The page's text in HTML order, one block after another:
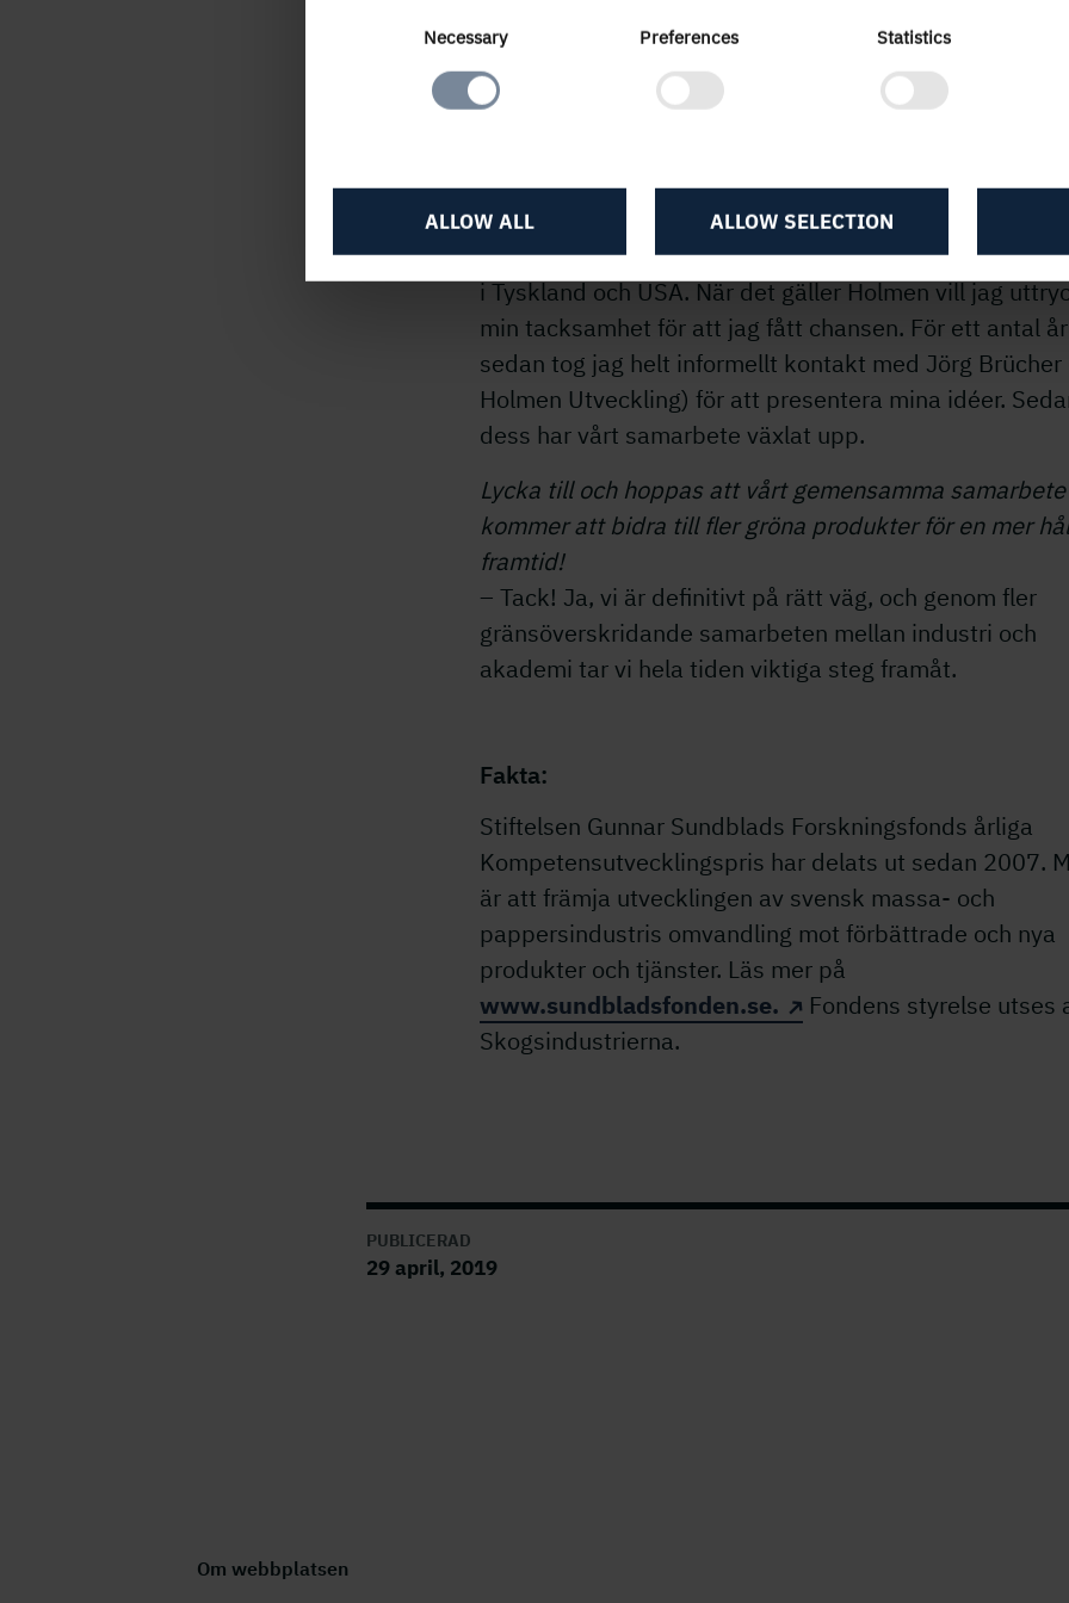
Necessary Preferences Statistics
ALLOW SELECTION
ALLOW ALL
behöver dock inte nödvändigtvis handla om enbart
terpentin, utan kan lika gärna användas för till exempel
lignin eller hemicellulosa.
– Till kompetensutveckling, nätverksbyggande och
forskningsvistelser både tillsammans med Holmen, och
ledande akademiska och industriella aktörer inom
i Tyskland och USA. När det gäller Holmen vill jag
min tacksamhet för att jag fått chansen. För ett antal år
sedan tog jag helt informellt kontakt med Jörg Brücher
Holmen Utveckling) för att presentera mina idéer.
dess har vårt samarbete växlat upp.
Lycka till och hoppas att vårt gemensamma samarbete
kommer att bidra till fler gröna produkter för en mer
framtid!
– Tack! Ja, vi är definitivt på rätt väg, och genom fler
gränsöverskridande samarbeten mellan industri och
akademi tar vi hela tiden viktiga steg framåt.
Fakta:
Stiftelsen Gunnar Sundblads Forskningsfonds årliga
Kompetensutvecklingspris har delats ut sedan 2007.
är att främja utvecklingen av svensk massa- och
pappersindustris omvandling mot förbättrade och nya
produkter och tjänster. Läs mer på
www.sundbladsfonden.se.
Fondens styrelse utses
Skogsindustrierna.
PUBLICERAD
29 april, 2019
Om webbplatsen